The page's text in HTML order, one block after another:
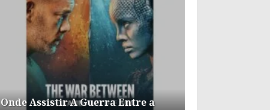
Onde Assistir A Guerra Entre a